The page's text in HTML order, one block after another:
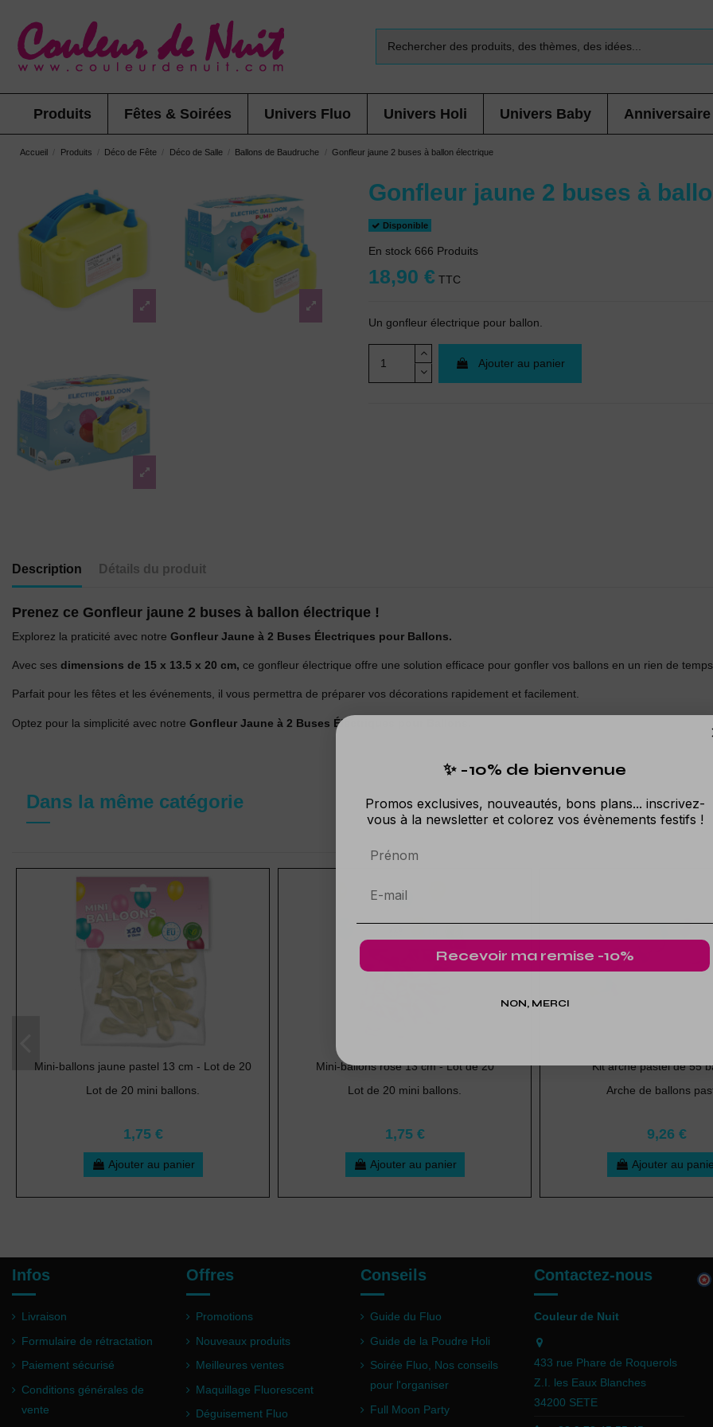
Produits Fêtes & Soirées Univers Fluo Univers Holi Univers Baby Anniversaire
Accueil Produits Déco de Fête Déco de Salle Ballons de Baudruche Gonfleur jaune 2 buses à ballon électrique
Gonfleur jaune 2 buses à
Disponible
En stock 666 Produits
18,90 € TTC
Un gonfleur électrique pour ballon.
Ajouter au panier
Description Détails du produit
Prenez ce Gonfleur jaune 2 buses à ballon électrique !
Explorez la praticité avec notre Gonfleur Jaune à 2 Buses Électriques pour Ballons.
Avec ses dimensions de 15 x 13.5 x 20 cm, ce gonfleur électrique offre une solution efficace pour gonfler vos ballons en un rien de
Parfait pour les fêtes et les événements, il vous permettra de préparer vos décorations rapidement et facilement.
Optez pour la simplicité avec notre Gonfleur Jaune à 2 Buses Électriques pour Ballons.
Dans la même catégorie
Mini-ballons jaune pastel 13 cm - Lot de 20
Lot de 20 mini ballons.
1,75 €
Ajouter au panier
Mini-ballons rose 13 cm - Lot de 20
Lot de 20 mini ballons.
1,75 €
Ajouter au panier
Kit arche pastel de 55
Arche de ballons
9,26 €
Ajouter au
Infos
Livraison
Formulaire de rétractation
Paiement sécurisé
Conditions générales de
vente
Offres
Promotions
Nouveaux produits
Meilleures ventes
Maquillage Fluorescent
Déguisement Fluo
Conseils
Guide du Fluo
Guide de la Poudre Holi
Soirée Fluo, Nos conseils
pour l'organiser
Full Moon Party
Contactez-nous
Couleur de Nuit
433 rue Phare de Roquerols
Z.I. les Eaux Blanches
34200 SETE
✨ -10% de bienvenue
Promos exclusives, nouveautés, bons plans... inscrivez-
vous à la newsletter et colorez vos évènements festifs !
Prénom
Recevoir ma remise -10%
NON, MERCI